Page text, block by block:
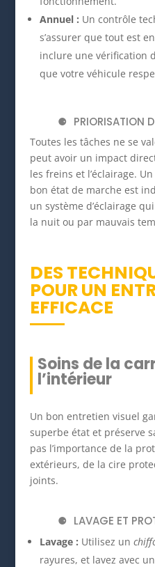
Annuel : Un contrôle
s’assurer que tout est
inclure une vérification
que votre véhicule
PRIORISATION
Toutes les tâches ne se
peut avoir un impact
les freins et l’éclairage.
bon état de marche est
un système d’éclairage
la nuit ou par mauvais
DES
POUR UN
EFFICACE
Soins de la
l’intérieur
Un bon entretien visuel
superbe état et préserve
pas l’importance de la
extérieurs, de la cire
joints.
LAVAGE ET
Lavage : Utilisez un
rayures, et lavez avec